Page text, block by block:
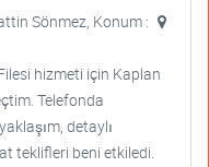
Sönmez, Konum :
hizmeti için Kaplan
Telefonda
detaylı
teklifleri beni etkiledi.